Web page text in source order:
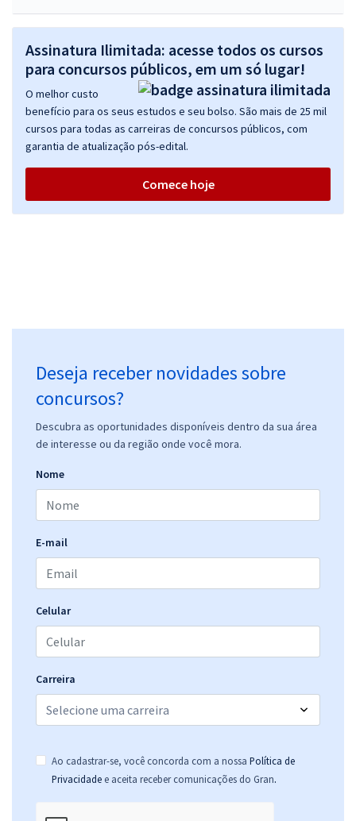
Assinatura Ilimitada: acesse todos os cursos
para concursos públicos, em um só lugar!
O melhor custo
benefício para os seus estudos e seu bolso. São mais de 25 mil
cursos para todas as carreiras de concursos públicos, com
garantia de atualização pós-edital.
Comece hoje
Deseja receber novidades sobre
concursos?
Descubra as oportunidades disponíveis dentro da sua área
de interesse ou da região onde você mora.
Nome
E-mail
Celular
Carreira
Ao cadastrar-se, você concorda com a nossa Política de
Privacidade e aceita receber comunicações do Gran.